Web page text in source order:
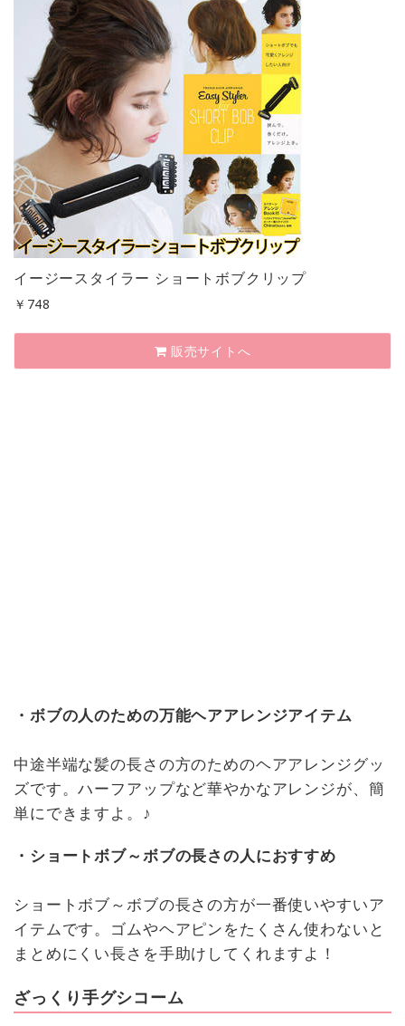
イージースタイラー ショートボブクリップ
￥ 748
販売サイトへ
・ボブの人のための万能ヘアアレンジアイテム
中途半端な髪の長さの方のためのヘアアレンジグッ
ズです。ハーフアップなど華やかなアレンジが、簡
単にできますよ。♪
・ショートボブ～ボブの長さの人におすすめ
ショートボブ～ボブの長さの方が一番使いやすいア
イテムです。ゴムやヘアピンをたくさん使わないと
まとめにくい長さを手助けしてくれますよ！
ざっくり手グシコーム